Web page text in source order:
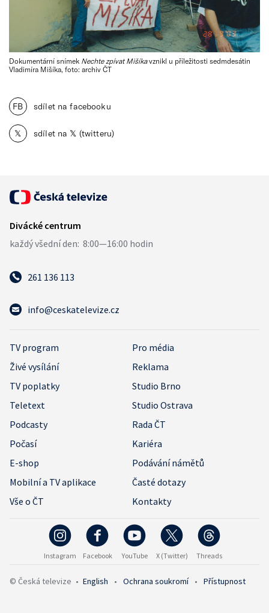
Dokumentární snímek Nechte zpívat Mišíkavznikl u příležitosti sedmdesátin
Vladimíra Mišíka, foto: archiv ČT
FB sdílet na facebooku
𝕏 sdílet na 𝕏 (twitteru)
261 136 113
info@ceskatelevize.cz
TV program
Pro média
Živé vysílání
Reklama
TV poplatky
Studio Brno
Teletext
Studio Ostrava
Podcasty
Rada ČT
Počasí
Kariéra
E-shop
Podávání námětů
Mobilní a TV aplikace
Časté dotazy
Vše o ČT
Kontakty
Instagram Facebook YouTube X (Twitter) Threads
© Česká televize • English • Ochrana soukromí • Přístupnost